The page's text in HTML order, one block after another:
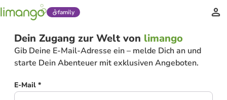
family
Dein Zugang zur Welt von limango
Gib Deine E-Mail-Adresse ein – melde Dich an und
starte Dein Abenteuer mit exklusiven Angeboten.
E-Mail *